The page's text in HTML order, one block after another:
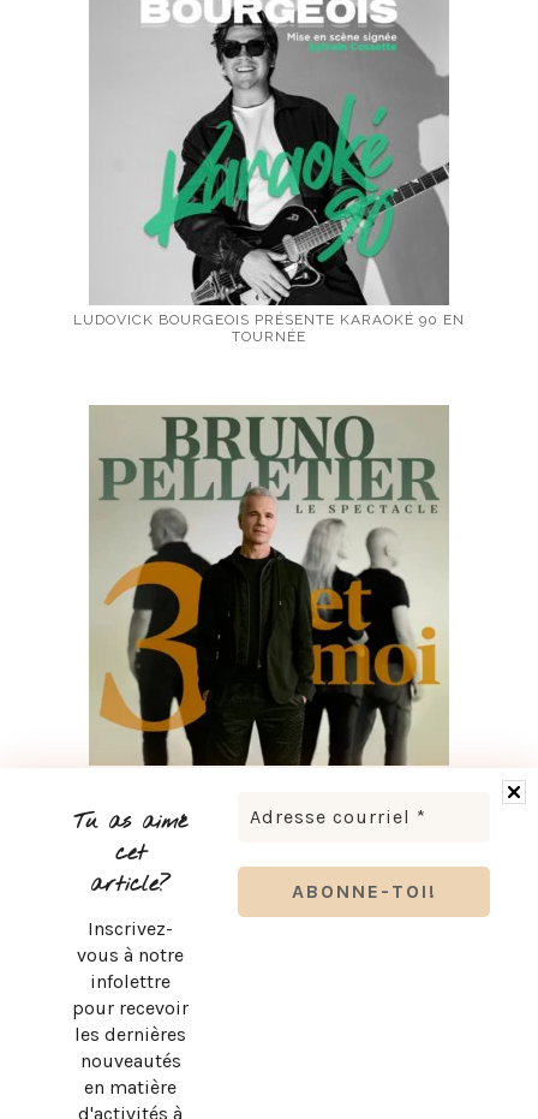
Tu as aimé
cet
article?
Inscrivez-
vous à notre
infolettre
pour recevoir
les dernières
nouveautés
en matière
d'activités à
LUDOVICK BOURGEOIS PRÉSENTE KARAOKÉ 90 EN
TOURNÉE